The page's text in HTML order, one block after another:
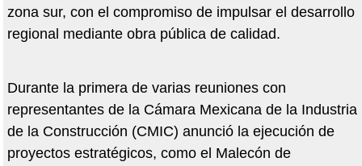
zona sur, con el compromiso de impulsar el desarrollo
regional mediante obra pública de calidad.
Durante la primera de varias reuniones con
representantes de la Cámara Mexicana de la Industria
de la Construcción (CMIC) anunció la ejecución de
proyectos estratégicos, como el Malecón de